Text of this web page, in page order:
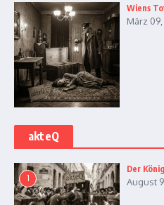
Wiens
März
akteQ
1
Der
August